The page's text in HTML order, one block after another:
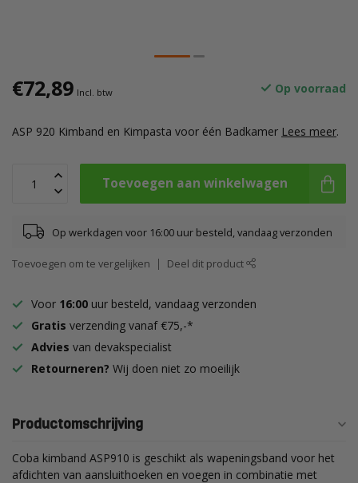
€72,89 Incl. btw Op voorraad
ASP 920 Kimband en Kimpasta voor één Badkamer Lees meer.
Toevoegen aan winkelwagen
Op werkdagen voor 16:00 uur besteld, vandaag verzonden
Toevoegen om te vergelijken Deel dit product
Voor 16:00 uur besteld, vandaag verzonden
Gratis verzending vanaf €75,-*
Advies van devakspecialist
Retourneren? Wij doen niet zo moeilijk
Productomschrijving
Coba kimband ASP910 is geschikt als wapeningsband voor het
afdichten van aansluithoeken en voegen in combinatie met